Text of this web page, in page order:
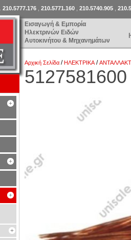
Εισαγωγή & Εμπορία
Ηλεκτρινών Ειδών
Αυτοκινήτου & Μηχανημάτων
210.5777.176 210.5771.160 210.5740.905
Αρχική Σελίδα /ΗΛΕΚΤΡΙΚΑ/